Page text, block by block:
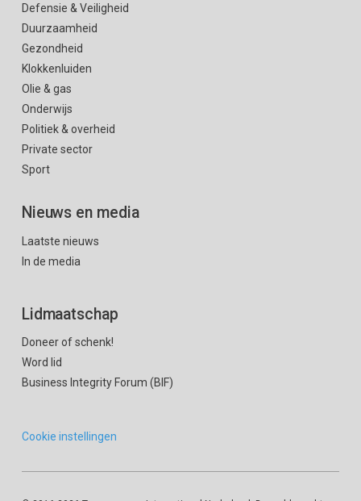
Defensie & Veiligheid
Duurzaamheid
Gezondheid
Klokkenluiden
Olie & gas
Onderwijs
Politiek & overheid
Private sector
Sport
Nieuws en media
Laatste nieuws
In de media
Lidmaatschap
Doneer of schenk!
Word lid
Business Integrity Forum (BIF)
Cookie instellingen